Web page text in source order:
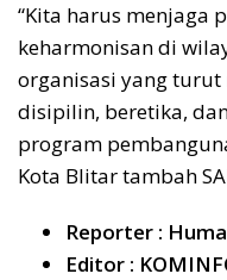
“Kita harus menjaga
keharmonisan di
organisasi yang turut
disipilin, beretika,
program
Kota Blitar tambah
Reporter :
Editor :